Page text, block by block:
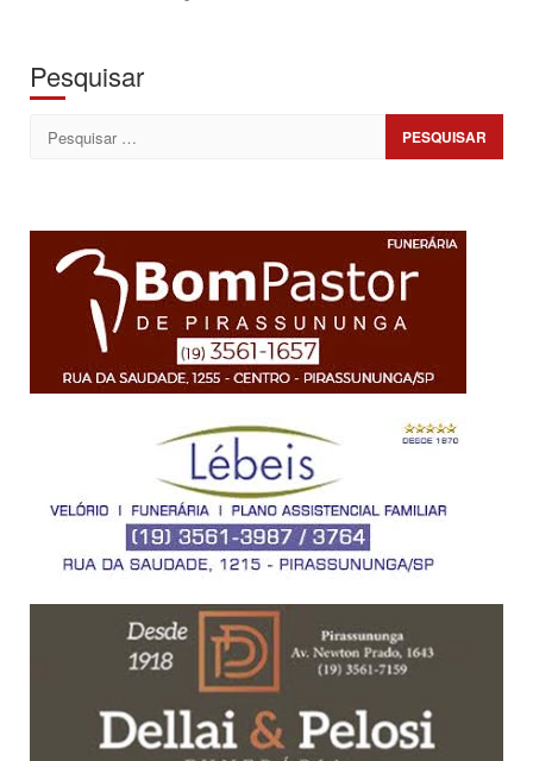
Pesquisar
Pesquisar